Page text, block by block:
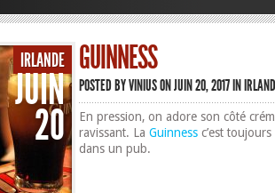
IRLANDE
JUIN
20
GUINNESS
POSTED BYVINIUSON JUIN 20, 2017 IN
En pression, on adore son côté
ravissant. La Guinnessc’est
dans un pub.